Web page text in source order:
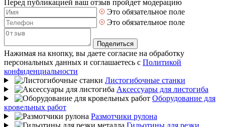
Перед публикацией ваш отзыв пройдет модерацию
Это обязательное поле
Это обязательное поле
Поделиться
Нажимая на кнопку, вы даете согласие на обработку
персональных данных и соглашаетесь с Политикой
конфиденциальности
Листогибочные станки
Аксессуары для листогиба
Оборудование для
кровельных работ
Размотчики рулона
Гильотины для резки